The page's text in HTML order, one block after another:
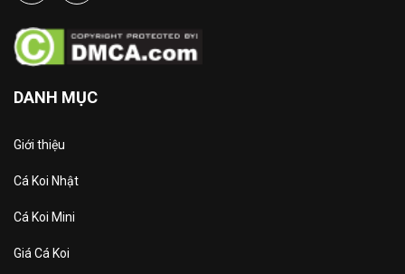
DANH MỤC
Giới thiệu
Cá Koi Nhật
Cá Koi Mini
Giá Cá Koi